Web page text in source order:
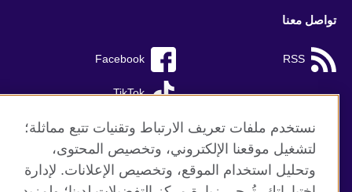
تواصل معنا
Facebook RSS
TikTok
موقع المجلس الثقافي البريطاني العالمي
نستخدم ملفات تعريف الارتباط وتقنيات تتبع مماثلة؛
لتشغيل موقعنا الإلكتروني، وتخصيص المحتوى،
وتحليل استخدام الموقع، وتخصيص الإعلانات. لإدارة